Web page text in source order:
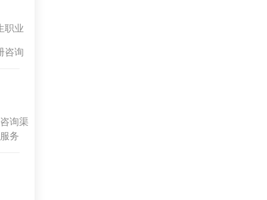
职业
咨询
询渠
务